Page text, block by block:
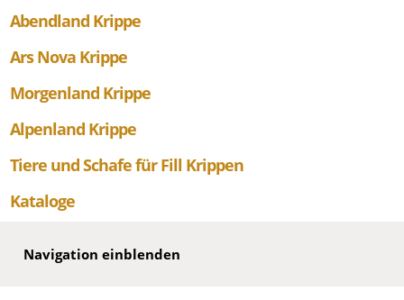
Abendland Krippe
Ars Nova Krippe
Morgenland Krippe
Alpenland Krippe
Tiere und Schafe für Fill Krippen
Kataloge
Navigation einblenden